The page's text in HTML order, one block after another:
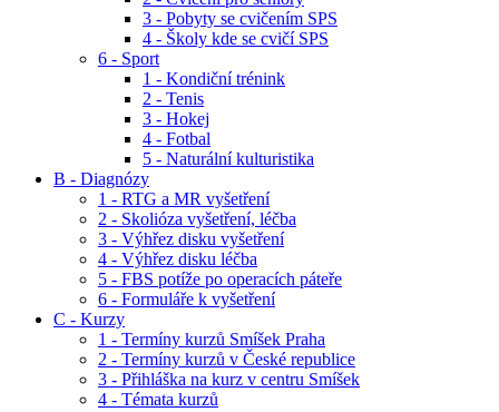
3 - Pobyty se cvičením SPS
4 - Školy kde se cvičí SPS
6 - Sport
1 - Kondiční trénink
2 - Tenis
3 - Hokej
4 - Fotbal
5 - Naturální kulturistika
B - Diagnózy
1 - RTG a MR vyšetření
2 - Skolióza vyšetření, léčba
3 - Výhřez disku vyšetření
4 - Výhřez disku léčba
5 - FBS potíže po operacích páteře
6 - Formuláře k vyšetření
C - Kurzy
1 - Termíny kurzů Smíšek Praha
2 - Termíny kurzů v České republice
3 - Přihláška na kurz v centru Smíšek
4 - Témata kurzů